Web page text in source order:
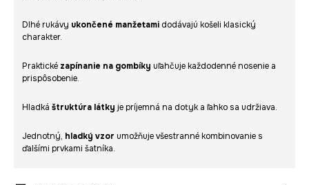
Dlhé rukávy ukončené manžetami dodávajú košeli klasický
charakter.
Praktické zapínanie na gombíky uľahčuje každodenné nosenie a
prispôsobenie.
Hladká štruktúra látky je príjemná na dotyk a ľahko sa udržiava.
Jednotný, hladký vzor umožňuje všestranné kombinovanie s
ďalšími prvkami šatníka.